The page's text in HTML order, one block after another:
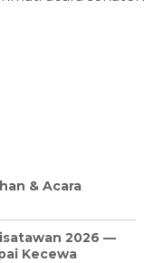
& Acara
2026 —
Kecewa